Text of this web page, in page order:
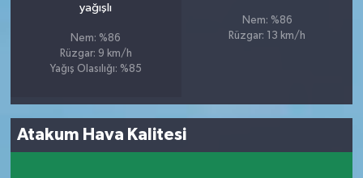
yağışlı
Nem: %86
Rüzgar: 9 km/h
Yağış Olasılığı: %85
Nem: %86
Rüzgar: 13 km/h
Atakum Hava Kalitesi